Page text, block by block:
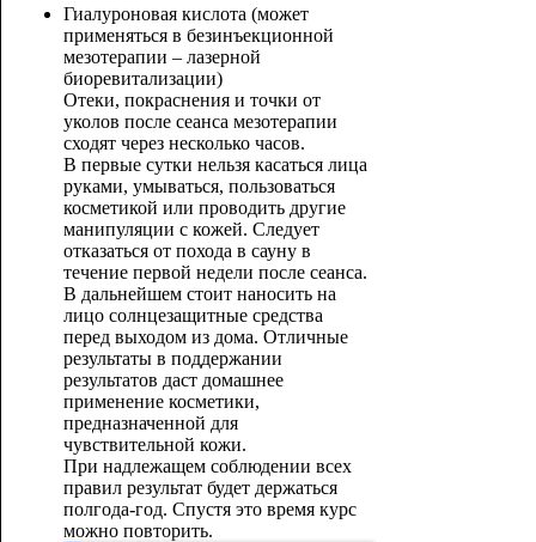
Гиалуроновая кислота (может
применяться в безинъекционной
мезотерапии – лазерной
биоревитализации)
Отеки, покраснения и точки от
уколов после сеанса мезотерапии
сходят через несколько часов.
В первые сутки нельзя касаться лица
руками, умываться, пользоваться
косметикой или проводить другие
манипуляции с кожей. Следует
отказаться от похода в сауну в
течение первой недели после сеанса.
В дальнейшем стоит наносить на
лицо солнцезащитные средства
перед выходом из дома. Отличные
результаты в поддержании
результатов даст домашнее
применение косметики,
предназначенной для
чувствительной кожи.
При надлежащем соблюдении всех
правил результат будет держаться
полгода-год. Спустя это время курс
можно повторить.